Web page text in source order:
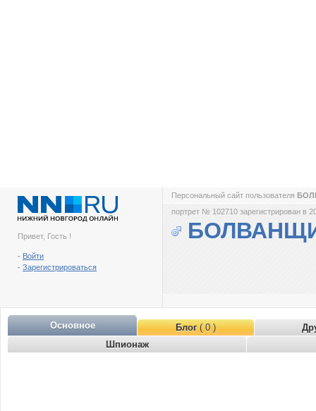
Привет, Гость !
- Войти
- Зарегистрироваться
Персональный сайт пользователя
портрет № 102710 зарегистрирован в
Основное Блог( 0 )
Шпионаж